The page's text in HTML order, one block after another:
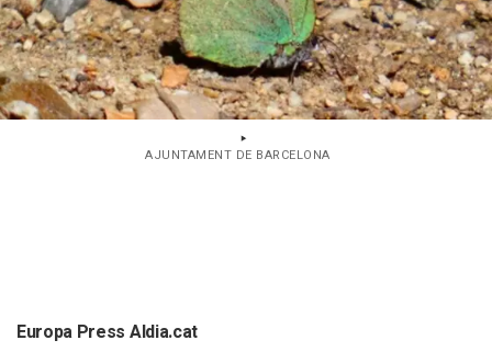
AJUNTAMENT DE BARCELONA
Europa Press Aldia.cat